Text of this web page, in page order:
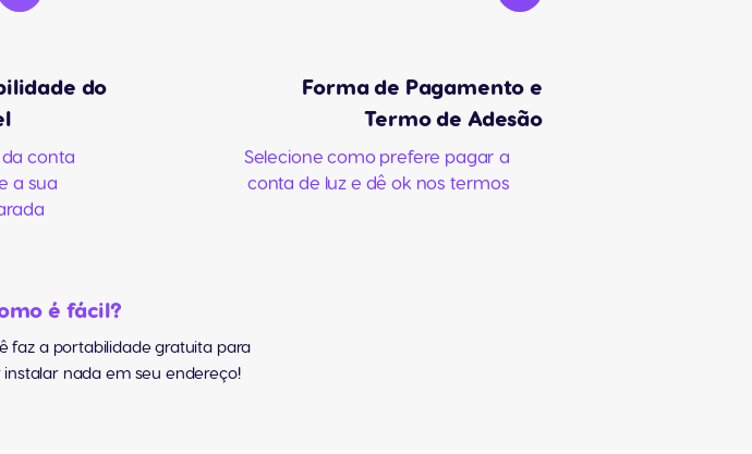
do
conta
a sua
Forma de Pagamento e
Termo de Adesão
Selecione como prefere pagar a
conta de luz e dê ok nos termos
é fácil?
faz a portabilidade gratuita para
nada em seu endereço!